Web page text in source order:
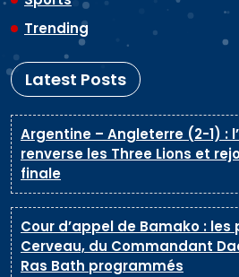
Trending
Latest Posts
Argentine – Angleterre (2-1) :
renverse les Three Lions et
finale
Cour d’appel de Bamako : les
Cerveau, du Commandant
Ras Bath programmés